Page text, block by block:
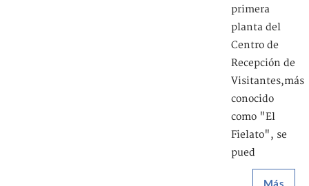
primera
planta del
Centro de
Recepción de
Visitantes,más
conocido
como "El
Fielato", se
pued
Más